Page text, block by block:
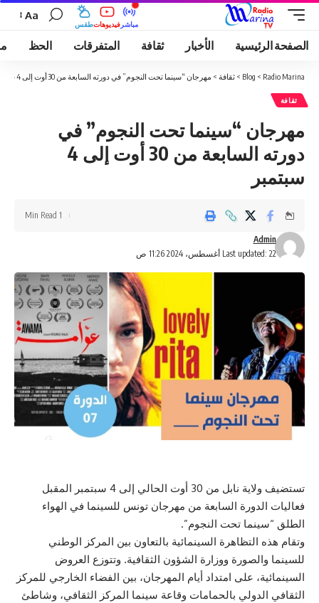
طقسفيديوهات مباشر
Aa
الصفحة الرئيسية الأخبار ثقافة المتفرقات الحظ
Radio Marina
>
Blog
> ثقافة > مهرجان “سينما تحت النجوم” في دورته السابعة من 30 أوت إلى 4 سبتمبر
ثقافة
مهرجان “سينما تحت النجوم” في
دورته السابعة من 30 أوت إلى 4
سبتمبر
Last updated: 22 أغسطس، 2024 11:26 ص
Admin
1 Min Read
تستضيف ولاية نابل من 30 أوت الحالي إلى 4 سبتمبر المقبل
فعاليات الدورة السابعة من مهرجان تونس للسينما في الهواء
الطلق “سينما تحت النجوم”.
وتقام هذه التظاهرة السينمائية بالتعاون بين المركز الوطني
للسينما والصورة ووزارة الشؤون الثقافية. وتتوزع العروض
السينمائية، على امتداد أيام المهرجان، بين الفضاء الخارجي للمركز
الثقافي الدولي بالحمامات وقاعة سينما المركز الثقافي، وشاطئ